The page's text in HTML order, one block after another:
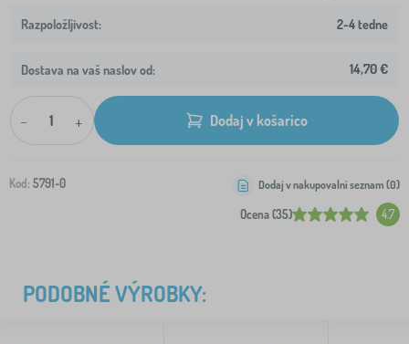
2-4 tedne
Dostava na vaš naslov od: 14,70 €
- + Dodaj v košarico
Kod: 5791-0
Ocena (35) 4.7
Dodaj v nakupovalni seznam (0)
PODOBNÉ VÝROBKY: